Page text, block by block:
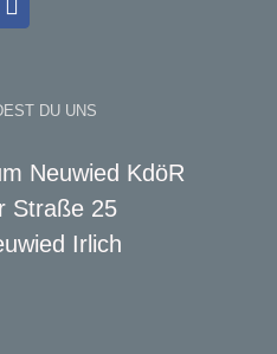
DU UNS
Neuwied KdöR
Straße 25
Irlich